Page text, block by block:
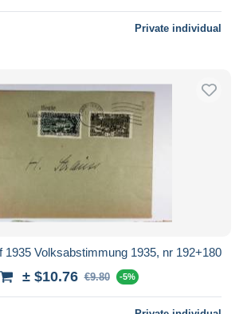
Private individual
1935 Volksabstimmung 1935, nr 192+180
± $10.76 €9.80 -5%